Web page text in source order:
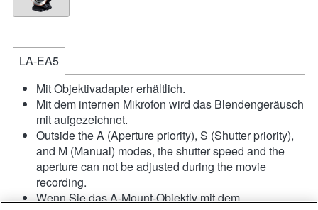
LA-EA5
Mit Objektivadapter erhältlich.
Mit dem internen Mikrofon wird das Blendengeräusch
mit aufgezeichnet.
Outside the A (Aperture priority), S (Shutter priority),
and M (Manual) modes, the shutter speed and the
aperture can not be adjusted during the movie
recording.
Wenn Sie das A-Mount-Objektiv mit dem